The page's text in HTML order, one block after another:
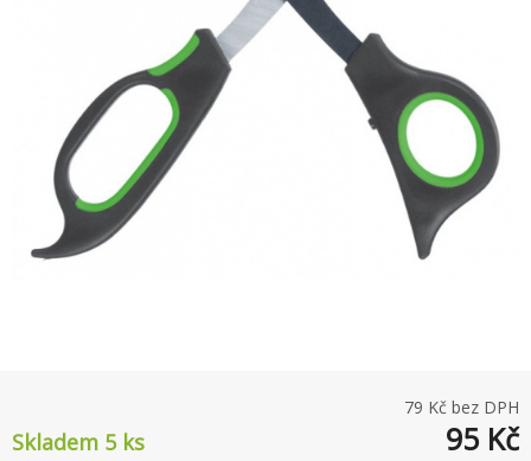
79 Kč bez DPH
Skladem 5 ks 95 Kč